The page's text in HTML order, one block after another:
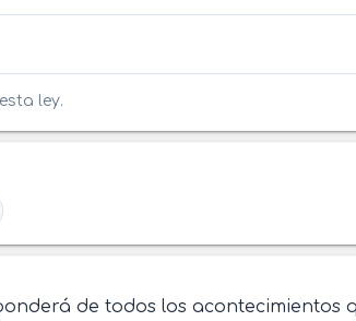
ley.
de todos los acontecimientos